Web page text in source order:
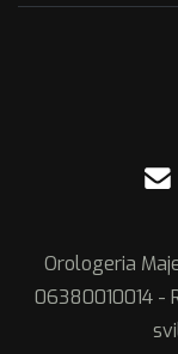
Orologeria
06380010014 -